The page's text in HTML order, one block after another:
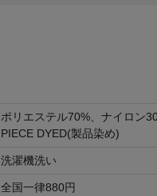
ポリエステル70%、ナイロン
PIECE DYED(製品染め)
洗濯機洗い
全国一律880円